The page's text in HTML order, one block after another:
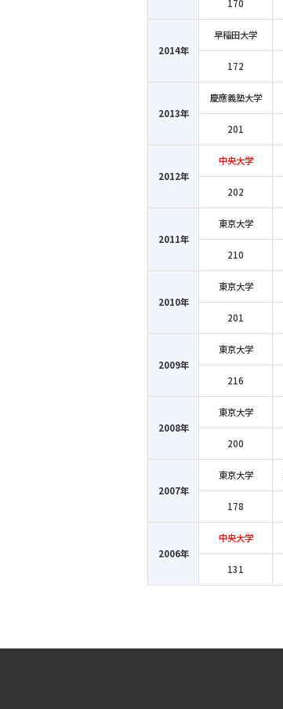
170
2014年
早稲田大学
172
2013年
慶應義塾大学
201
2012年
中央大学
202
2011年
東京大学
210
2010年
東京大学
201
2009年
東京大学
216
2008年
東京大学
200
2007年
東京大学
178
2006年
中央大学
131